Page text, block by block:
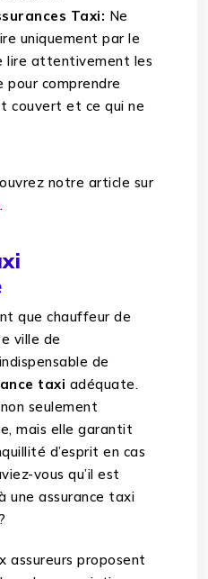
Taxi: Ne
uniquement par le
lire attentivement les
pour comprendre
couvert et ce qui ne
notre article sur
.
que chauffeur de
ville de
de
taxi adéquate.
seulement
mais elle garantit
d’esprit en cas
vous qu’il est
une assurance taxi
assureurs proposent